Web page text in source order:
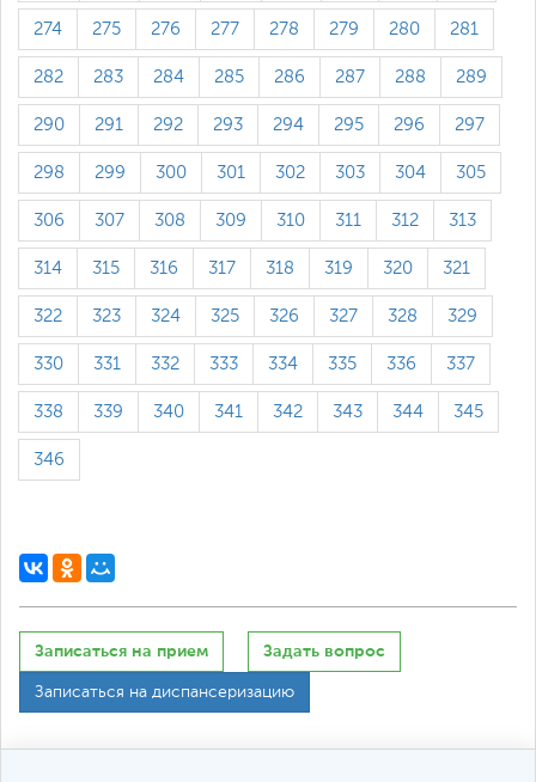
274 275 276 277 278 279 280 281
282 283 284 285 286 287 288 289
290 291 292 293 294 295 296 297
298 299 300 301 302 303 304 305
306 307 308 309 310 311 312 313
314 315 316 317 318 319 320 321
322 323 324 325 326 327 328 329
330 331 332 333 334 335 336 337
338 339 340 341 342 343 344 345
346
Записаться на прием Задать вопрос
Записаться на диспансеризацию